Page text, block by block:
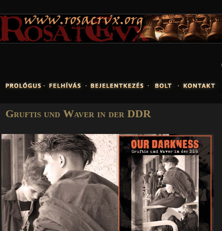
Gruftis und Waver in der DDR